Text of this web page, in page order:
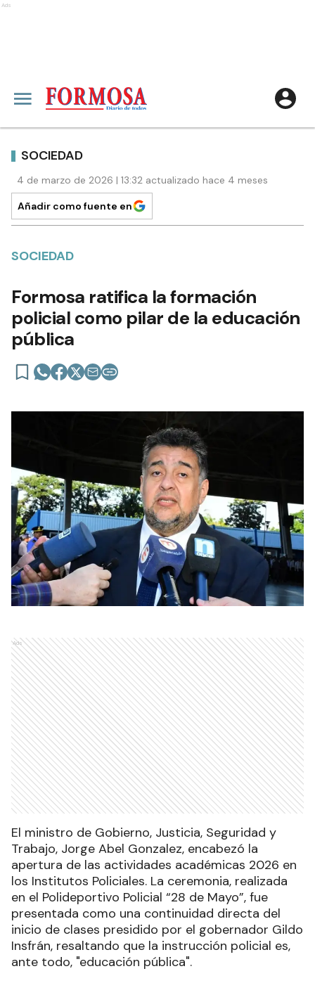
Ads
SOCIEDAD
4 de marzo de 2026 | 13:32 actualizado hace 4 meses
Añadir como fuente en
SOCIEDAD
Formosa ratifica la formación
policial como pilar de la educación
pública
Ads
El ministro de Gobierno, Justicia, Seguridad y
Trabajo, Jorge Abel Gonzalez, encabezó la
apertura de las actividades académicas 2026 en
los Institutos Policiales. La ceremonia, realizada
en el Polideportivo Policial “28 de Mayo”, fue
presentada como una continuidad directa del
inicio de clases presidido por el gobernador Gildo
Insfrán, resaltando que la instrucción policial es,
ante todo, "educación pública".